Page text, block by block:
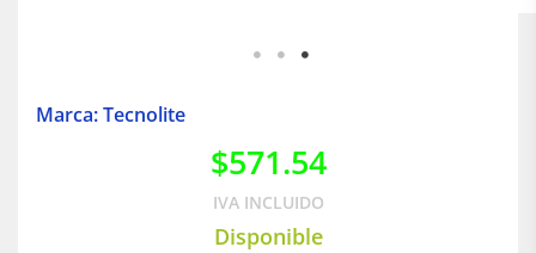
Marca: Tecnolite
$571.54
IVA INCLUIDO
Disponible